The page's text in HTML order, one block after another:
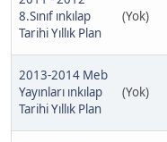
8.Sınıf ınkılap
Tarihi Yıllık Plan
(Yok)
2013-2014 Meb
Yayınları ınkılap
Tarihi Yıllık Plan
(Yok)